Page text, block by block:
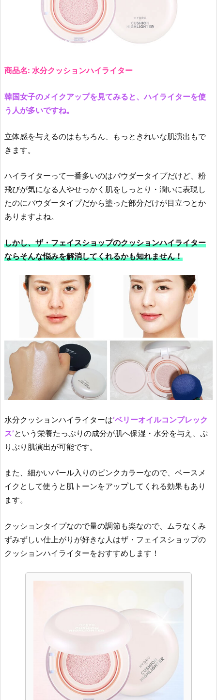
商品名: 水分クッションハイライター
韓国女子のメイクアップを見てみると、ハイライターを使
う人が多いですね。
立体感を与えるのはもちろん、もっときれいな肌演出もで
きます。
ハイライターって一番多いのはパウダータイプだけど、粉
飛びが気になる人やせっかく肌をしっとり・潤いに表現し
たのにパウダータイプだから塗った部分だけが目立つとか
ありますよね。
しかし、ザ・フェイスショップのクッションハイライター
ならそんな悩みを解消してくれるかも知れません！
水分クッションハイライターは‘ベリーオイルコンプレック
ス’という栄養たっぷりの成分が肌へ保湿・水分を与え、ぷ
りぷり肌演出が可能です。
また、細かいパール入りのピンクカラーなので、ベースメ
イクとして使うと肌トーンをアップしてくれる効果もあり
ます。
クッションタイプなので量の調節も楽なので、ムラなくみ
ずみずしい仕上がりが好きな人はザ・フェイスショップの
クッションハイライターをおすすめします！